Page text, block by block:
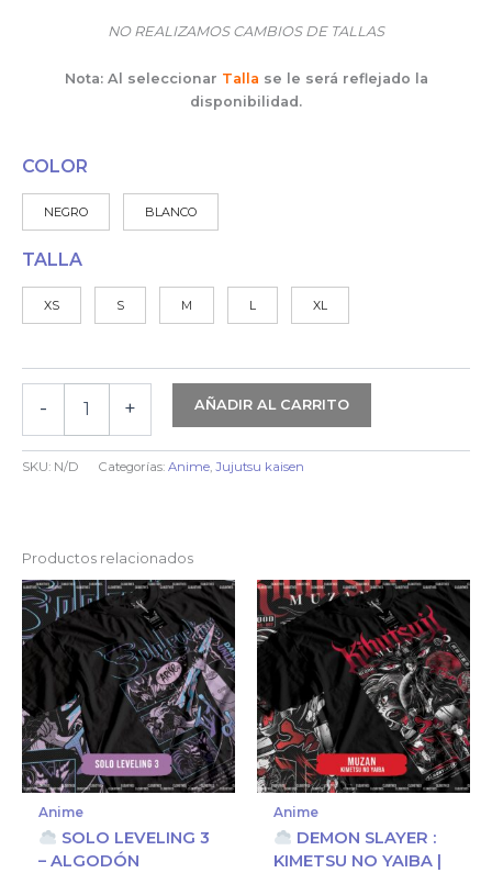
NO REALIZAMOS CAMBIOS DE TALLAS
Nota: Al seleccionar Talla se le será reflejado la
disponibilidad.
COLOR
NEGRO BLANCO
TALLA
XS S M L XL
-
JUJUTSU
KAISEN
|
ALGODÓN
cantidad
+ AÑADIR AL CARRITO
SKU: N/D Categorías: Anime, Jujutsu kaisen
Productos relacionados
Anime
SOLO LEVELING 3
– ALGODÓN
Anime
DEMON SLAYER :
KIMETSU NO YAIBA |